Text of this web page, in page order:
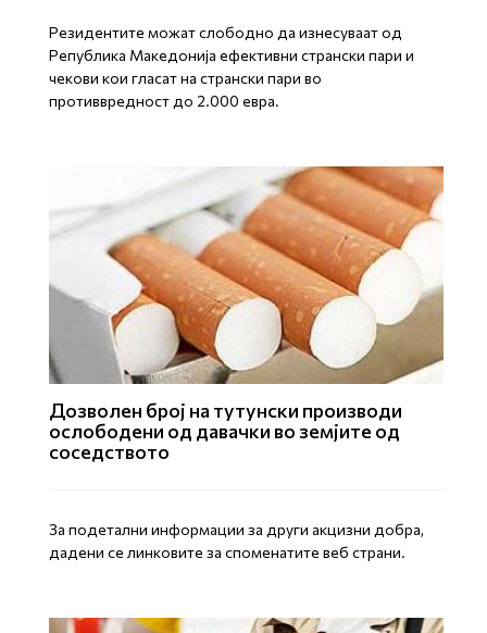
Резидентите можат слободно да изнесуваат од
Република Македонија ефективни странски пари и
чекови кои гласат на странски пари во
противвредност до 2.000 евра.
Дозволен број на тутунски производи
ослободени од давачки во земјите од
соседството
За подетални информации за други акцизни добра,
дадени се линковите за споменатите веб страни.